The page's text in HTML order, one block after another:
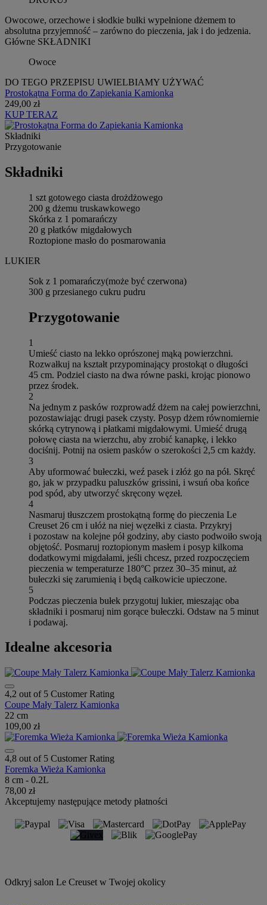
Owocowe, orzechowe i słodkie bułki wypełnione dżemem to
absolutna przyjemność – zarówno do pieczenia, jak i do jedzenia.
Główne SKŁADNIKI
Owoce
DO TEGO PRZEPISU UWIELBIAMY UŻYWAĆ
Prostokątna Forma do Zapiekania Kamionka
249,00 zł
KUP TERAZ
Składniki
Przygotowanie
Składniki
1 szt gotowego ciasta drożdżowego
200 g dżemu truskawkowego
Skórka z 1 pomarańczy
20 g płatków migdałowych
Roztopione masło do posmarowania
LUKIER
Sok z 1 pomarańczy(może być czerwona)
300 g przesianego cukru pudru
Przygotowanie
1
Umieść ciasto na lekko oprószonej mąką powierzchni.
Rozwałkuj na kształt przypominający prostokąt o długości
45 cm. Podziel ciasto na dwa równe paski, krojąc pionowo
przez środek.
2
Na jednym z pasków rozprowadź dżem na całej powierzchni,
pozostawiając drugi pasek czysty. Posyp dżem równomiernie
skórką cytrynową i płatkami migdałowymi. Umieść drugą
połowę ciasta na wierzchu, aby zrobić kanapkę, i lekko
dociśnij. Potnij na osiem pasków o szerokości 2,5 cm każdy.
3
Aby uformować bułeczki, weź pasek i złóż go na pół. Skręć
go, jak w przypadku paluszków grissini, i wsuń oba końce
pod spód, aby utworzyć skręcony węzeł.
4
Nasmaruj tłuszczem prostokątną formę do pieczenia Le
Creuset 26 cm i ułóż na niej węzełki z ciasta. Przykryj
i pozostaw na kolejne pół godziny, aby ciasto podwoiło swoją
objętość. Posmaruj roztopionym masłem i posyp kilkoma
dodatkowymi migdałami, jeśli chcesz, przed rozpoczęciem
pieczenia w temperaturze 180°C przez 30–35 minut, aż
bułeczki się zarumienią i będą całkowicie upieczone.
5
Podczas pieczenia bułek przygotuj lukier, mieszając oba
składniki i posmaruj nim gorące bułeczki. Odstaw na 5 minut
i podawaj.
Idealne akcesoria
4,2 out of 5 Customer Rating
Coupe Mały Talerz Kamionka
22 cm
109,00 zł
4,8 out of 5 Customer Rating
Foremka Wieża Kamionka
8 cm - 0.2L
78,00 zł
Akceptujemy następujące metody płatności
Odkryj salon Le Creuset w Twojej okolicy